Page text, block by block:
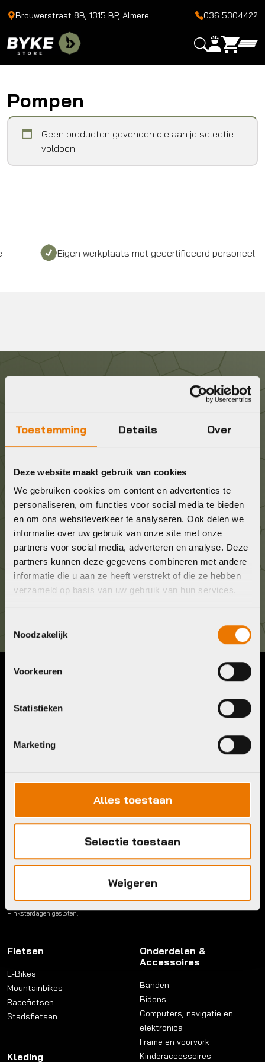
Toestemming Details Over
Deze website maakt gebruik van cookies
We gebruiken cookies om content en advertenties te
personaliseren, om functies voor social media te bieden
en om ons websiteverkeer te analyseren. Ook delen we
informatie over uw gebruik van onze site met onze
partners voor social media, adverteren en analyse. Deze
partners kunnen deze gegevens combineren met andere
informatie die u aan ze heeft verstrekt of die ze hebben
verzameld op basis van uw gebruik van hun services.
Noodzakelijk
Voorkeuren
Statistieken
Marketing
Alles toestaan
Selectie toestaan
Weigeren
Brouwerstraat 8B, 1315 BP, Almere 036 5304422
Pompen
Geen producten gevonden die aan je selectie
voldoen.
Eigen werkplaats met gecertificeerd personeel
Graag in contact komen?
Wij staan voor je klaar! Neem contact op via de
onderstaande gegevens.
Stuur ons een e-mail
info@bykestore.nl
Geef ons een belletje
036 5304422
Kom langs!
Brouwerstraat 8B
Telefoon:
Openingstijden
Gesloten
Dinsdag:
08:30 - 18:00
08:30 - 18:00
Vrijdag:
08:30 - 18:00
Zaterdag:
09:00 - 17:00
Kerstdagen, Nieuwsjaardag, Paasdagen,
Pinksterdagen gesloten.
Vacatures
Links
Algemene voorwaarden
Fietsen
E-Bikes
Mountainbikes
Racefietsen
Stadsfietsen
Kleding
Onderdelen &
Accessoires
Banden
Bidons
Computers, navigatie en
elektronica
Frame en voorvork
Kinderaccessoires